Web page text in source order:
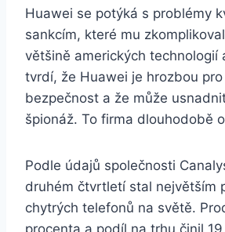
Huawei se potýká s problémy
sankcím, které mu
většině amerických technologií
tvrdí, že Huawei je hrozbou
bezpečnost a že může
špionáž. To firma dlouhodobě
Podle údajů společnosti
druhém čtvrtletí stal největším
chytrých telefonů na světě.